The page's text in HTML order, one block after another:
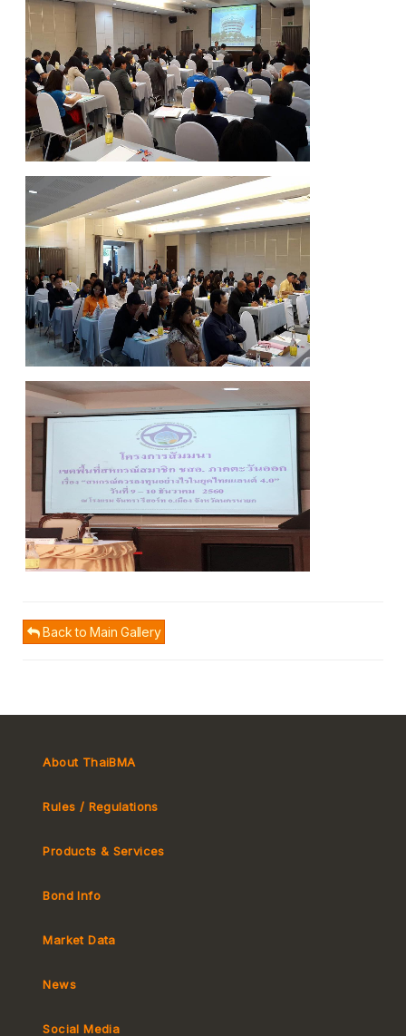
Back to Main Gallery
About ThaiBMA
Rules / Regulations
Market Convention
Products & Services
Bond Info
Market Data
Yield Curve
Non-resident Flows
News
Social Media